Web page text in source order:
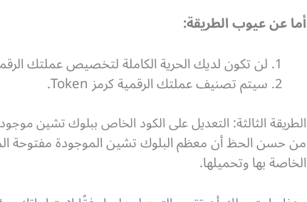
أما عن عيوب الطريقة:
لن تكون لديك الحرية الكاملة لتخصيص عملتك
سيتم تصنيف عملتك الرقمية كرمز Token.
الطريقة الثالثة: التعديل على الكود الخاص ببلوك تشين
الخاصة بها وتحميلها.